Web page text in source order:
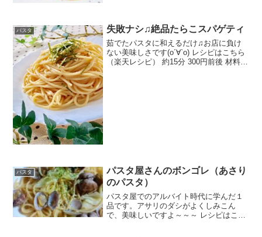
ブオイルコ...
パスタ 失敗ナシ♫絶品たらこスパゲティ
茹でたパスタに和えるだけ♫お店に負け
ない美味しさです(о´∀`о) レシピはこちら
（楽天レシピ） 約15分 300円前後 材料パ
パスタ
パスタ屋さんのボンゴレ（あさり
のパスタ）
パスタ屋でのアルバイト時代に学んだ１
品です。アサリのダシがよくしみこん
で、美味しいですよ～～～ レシピはこち